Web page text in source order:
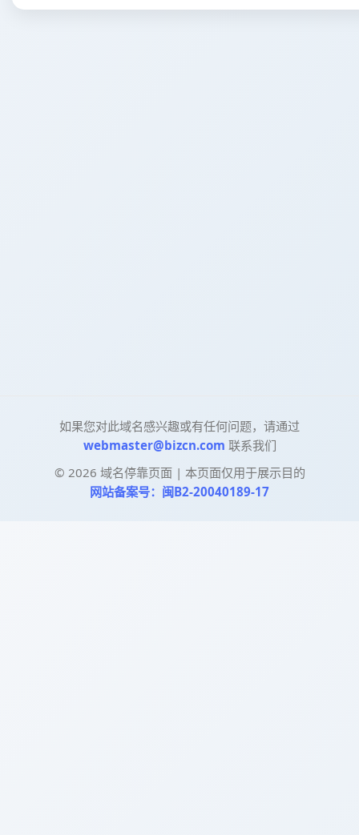
如果您对此域名感兴趣或有任何问题，请通过
webmaster@bizcn.com 联系我们
© 2026 域名停靠页面 | 本页面仅用于展示目的
网站备案号：闽B2-20040189-17